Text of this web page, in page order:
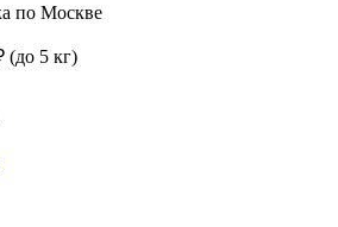
по Москве
(до 5 кг)